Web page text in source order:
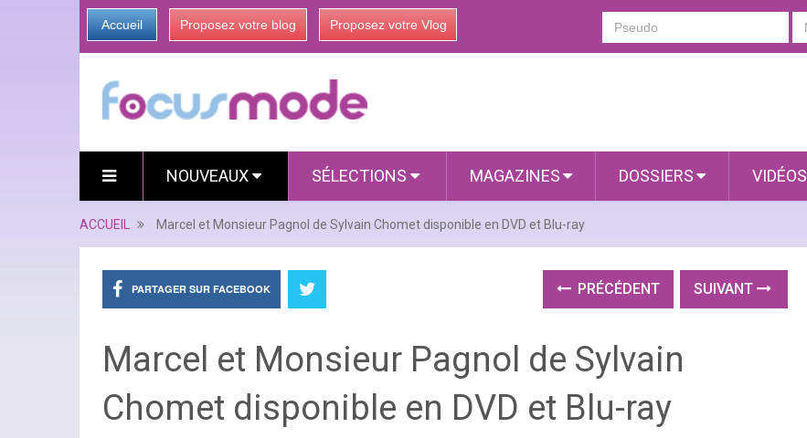
Accueil Proposez votre blog Proposez votre Vlog
NOUVEAUX SÉLECTIONS MAGAZINES DOSSIERS VIDÉOS
ACCUEIL Marcel et Monsieur Pagnol de Sylvain Chomet disponible en DVD et Blu-ray
PARTAGER SUR FACEBOOK PRÉCÉDENT SUIVANT
Marcel et Monsieur Pagnol de Sylvain
Chomet disponible en DVD et Blu-ray